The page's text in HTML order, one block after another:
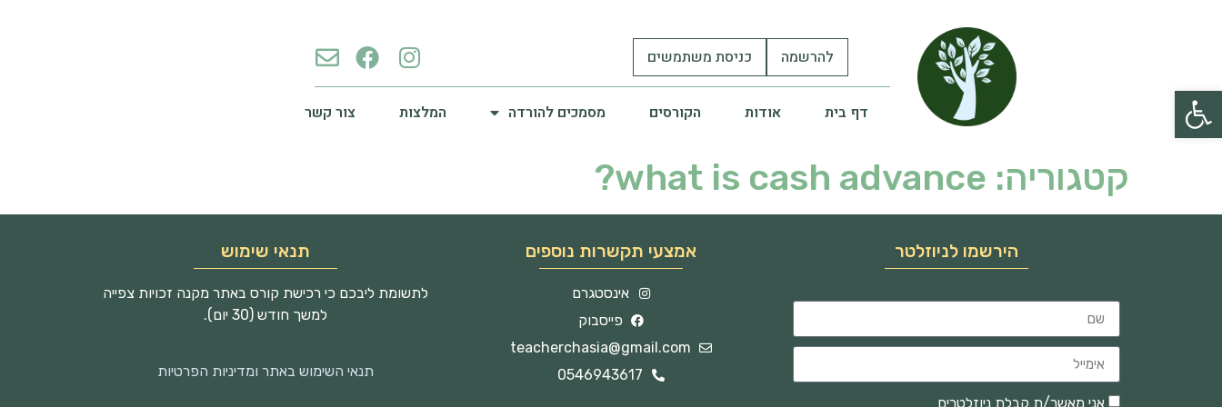
פתח סרגל נגישות
להרשמה כניסת משתמשים
דף בית אודות הקורסים מסמכים להורדה המלצות צור קשר
קטגוריה: what is cash advance?
הירשמו לניוזלטר
אני מאשר/ת קבלת ניוזלטרים
אמצעי תקשרות נוספים
אינסטגרם
פייסבוק
teacherchasia@gmail.com
0546943617
תנאי שימוש
לתשומת ליבכם כי רכישת קורס באתר מקנה זכויות צפייה
למשך חודש (30 יום).
תנאי השימוש באתר ומדיניות הפרטיות